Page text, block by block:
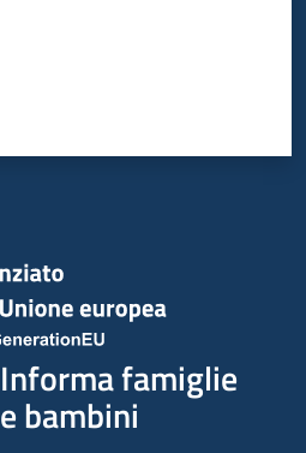
Informa famiglie
e bambini